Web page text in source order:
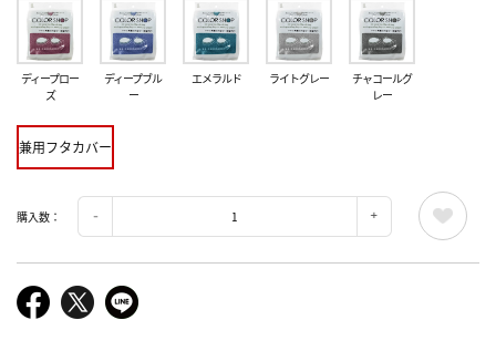
ディープロー
ズ
ディープブル
ー
エメラルド ライトグレー
チャコールグ
レー
兼用フタカバー
購入数：